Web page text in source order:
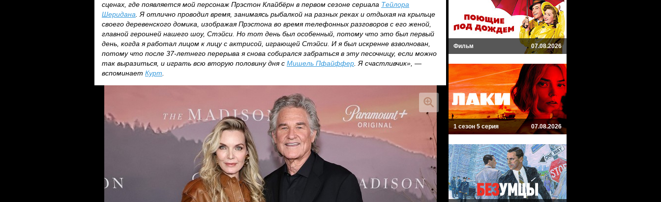
сценах, где появляется мой персонаж Прэстон Клайбёрн в первом сезоне сериала Тейлора
Шеридана . Я отлично проводил время, занимаясь рыбалкой на разных реках и отдыхая на крыльце
своего деревенского домика, изображая Прэстона во время телефонных разговоров с его женой,
главной героиней нашего шоу, Стэйси. Но тот день был особенный, потому что это был первый
день, когда я работал лицом к лицу с актрисой, играющей Стэйси. И я был искренне взволнован,
потому что после 37-летнего перерыва я снова собирался забраться в эту песочницу, если можно
так выразиться, и играть всю вторую половину дня с Мишель Пфайффер . Я счастливчик», —
вспоминает Курт
Фильм 07.08.2026
1 сезон 5 серия 07.08.2026